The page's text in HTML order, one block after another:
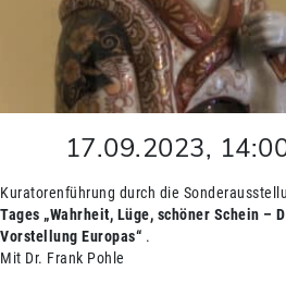
17.09.2023,
Kuratorenführung durch die
Tages „Wahrheit, Lüge, schöner Schein –
Vorstellung Europas“ .
Mit Dr. Frank Pohle